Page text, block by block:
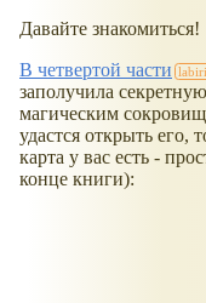
Давайте знакомиться!
В четвертой части
заполучила
магическим
удастся открыть его,
карта у вас есть -
конце книги):